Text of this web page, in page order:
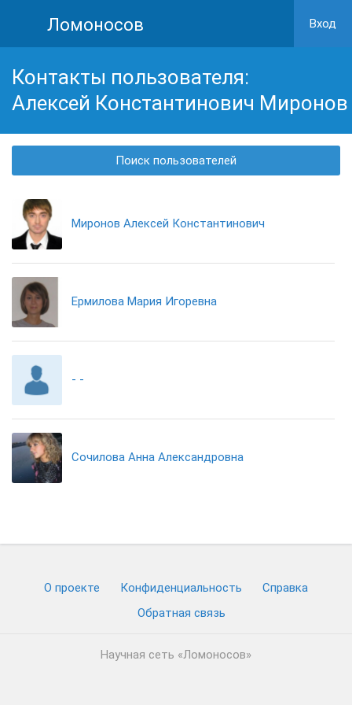
Ломоносов Вход
Контакты пользователя:
Алексей Константинович Миронов
Поиск пользователей
Миронов Алексей Константинович
Ермилова Мария Игоревна
- -
Сочилова Анна Александровна
О проекте Конфиденциальность
Cправка
Обратная связь
Научная сеть «Ломоносов»